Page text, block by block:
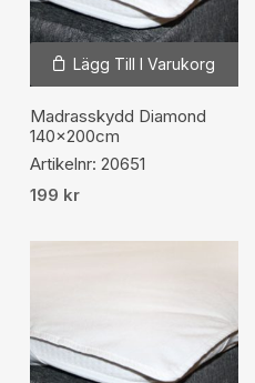
Lägg Till I Varukorg
Madrasskydd Diamond
140x200cm
Artikelnr: 20651
199 kr